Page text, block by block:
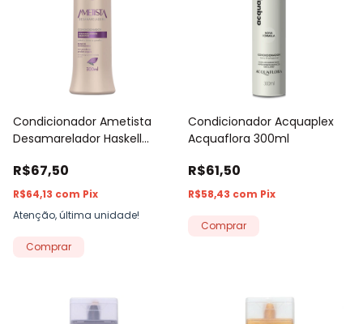
Condicionador Ametista
Desamarelador Haskell
R$67,50
R$64,13 com Pix
Atenção, última unidade!
Condicionador Acquaplex
Acquaflora 300ml
R$61,50
R$58,43 com Pix